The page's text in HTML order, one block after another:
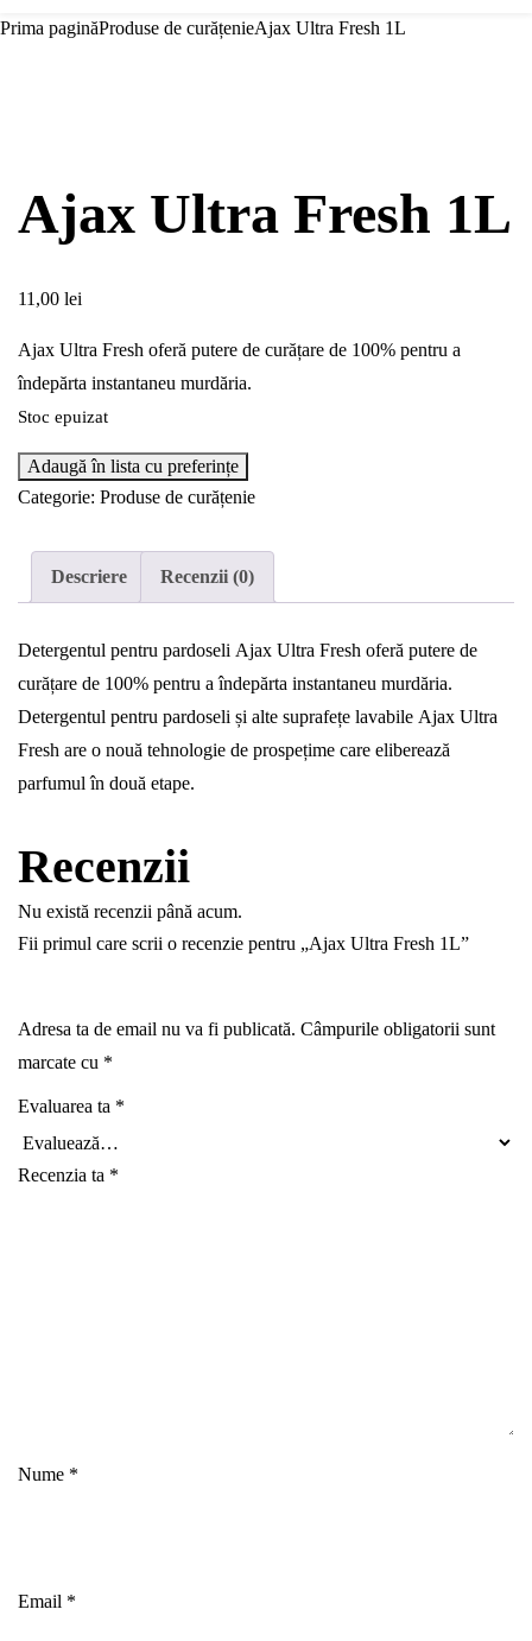
Prima paginăProduse de curățenieAjax Ultra Fresh 1L
Ajax Ultra Fresh 1L
11,00 lei
Ajax Ultra Fresh oferă putere de curățare de 100% pentru a
îndepărta instantaneu murdăria.
Stoc epuizat
Adaugă în lista cu preferințe
Categorie: Produse de curățenie
Descriere Recenzii (0)
Detergentul pentru pardoseli Ajax Ultra Fresh oferă putere de
curățare de 100% pentru a îndepărta instantaneu murdăria.
Detergentul pentru pardoseli și alte suprafețe lavabile Ajax Ultra
Fresh are o nouă tehnologie de prospețime care eliberează
parfumul în două etape.
Recenzii
Nu există recenzii până acum.
Fii primul care scrii o recenzie pentru „Ajax Ultra Fresh 1L”
Adresa ta de email nu va fi publicată. Câmpurile obligatorii sunt
marcate cu *
Evaluarea ta *
Recenzia ta *
Nume *
Email *